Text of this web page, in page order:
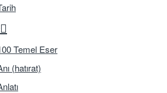
Temel Eser
(hatırat)